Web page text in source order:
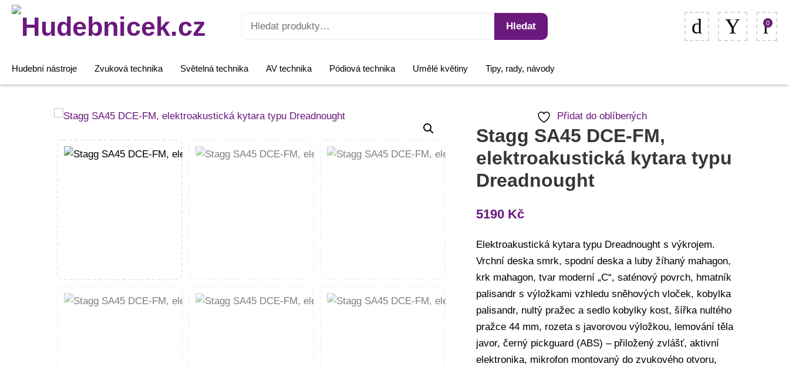
Hledat:
Hledat 0
Hudební nástroje Zvuková technika Světelná technika AV technika Pódiová technika Umělé květiny Tipy, rady, návody
Přidat do oblíbených
Stagg SA45 DCE-FM,
elektroakustická kytara typu
Dreadnought
5190 Kč
Elektroakustická kytara typu Dreadnought s výkrojem.
Vrchní deska smrk, spodní deska a luby žíhaný mahagon,
krk mahagon, tvar moderní „C“, saténový povrch, hmatník
palisandr s výložkami vzhledu sněhových vloček, kobylka
palisandr, nultý pražec a sedlo kobylky kost, šířka nultého
pražce 44 mm, rozeta s javorovou výložkou, lemování těla
javor, černý pickguard (ABS) – přiložený zvlášť, aktivní
elektronika, mikrofon montovaný do zvukového otvoru,
Stagg
DCE-